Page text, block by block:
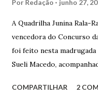
Por Redação junho 27,
A Quadrilha Junina Rala-
vencedora do Concurso
foi feito nesta
Sueli Macedo,
Roberto Fernandes dos
COMPARTILHAR 2